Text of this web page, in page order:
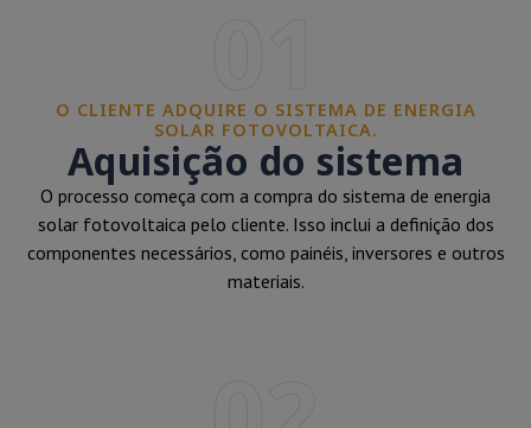
O CLIENTE ADQUIRE O SISTEMA DE ENERGIA
SOLAR FOTOVOLTAICA.
Aquisição do sistema
O processo começa com a compra do sistema de energia
solar fotovoltaica pelo cliente. Isso inclui a definição dos
componentes necessários, como painéis, inversores e outros
materiais.